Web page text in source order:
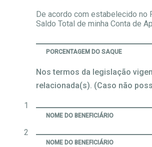
De acordo com estabelecido no
Saldo Total de minha Conta de
PORCENTAGEM DO SAQUE
Nos termos da legislação
relacionada(s). (Caso não
1
NOME DO BENEFICIÁRIO
2
NOME DO BENEFICIÁRIO